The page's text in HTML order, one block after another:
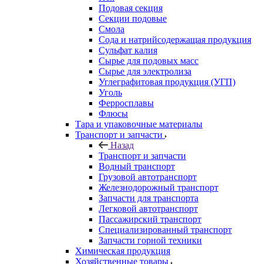
Подовая секция
Секции подовые
Смола
Сода и натрийсодержащая продукция
Сульфат калия
Сырье для подовых масс
Сырье для электролиза
Углеграфитовая продукция (УГП)
Уголь
Ферросплавы
Флюсы
Тара и упаковочные материалы
Транспорт и запчасти
Назад
Транспорт и запчасти
Водный транспорт
Грузовой автотранспорт
Железнодорожный транспорт
Запчасти для транспорта
Легковой автотранспорт
Пассажирский транспорт
Специализированный транспорт
Запчасти горной техники
Химическая продукция
Хозяйственные товары